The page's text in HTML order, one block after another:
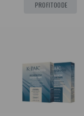
PROFITOODE